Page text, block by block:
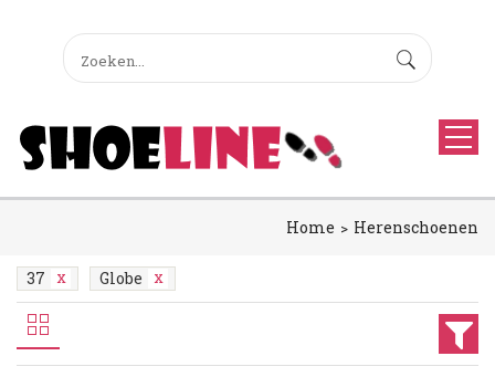
Home Herenschoenen
37 Globe